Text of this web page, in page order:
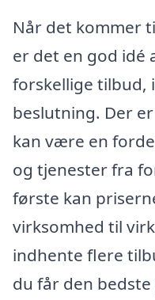
Når det kommer
er det en god idé
forskellige
beslutning. Der
kan være en
og tjenester fra
første kan
virksomhed til
indhente flere
du får den